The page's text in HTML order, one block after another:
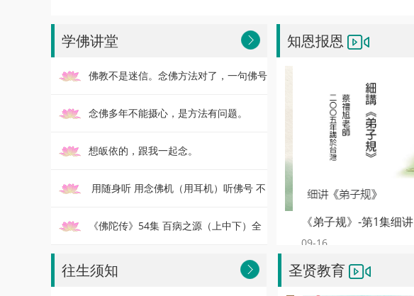
学佛讲堂
佛教不是迷信。念佛方法对了，一句佛号
就有效果！念佛多年不能摄心，是方法有问题。
想皈依的，跟我一起念。
用随身听 用念佛机（用耳机）听佛号 不
亚于道场 《佛陀传》54集 百病之源（上中下）全
多生以来的习气，就如油入面！
知恩报恩
易行难信之法 《弟子规》-第1集细讲
09-16
往生须知 圣贤教育